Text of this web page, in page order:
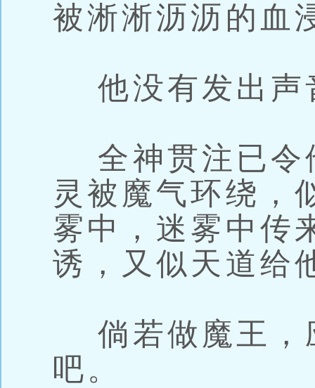
被淅淅沥沥的血
他没有发出声
全神贯注已令
灵被魔气环绕，
雾中，迷雾中传
诱，又似天道给
倘若做魔王，
吧。